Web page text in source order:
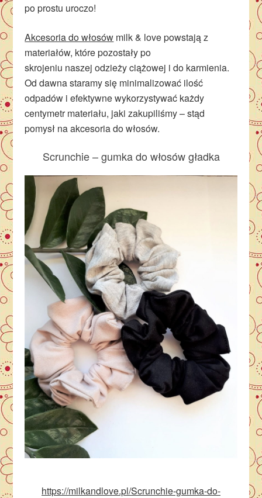
po prostu uroczo!
Akcesoria do włosów milk & love powstają z
materiałów, które pozostały po
skrojeniu naszej odzieży ciążowej i do karmienia.
Od dawna staramy się minimalizować ilość
odpadów i efektywne wykorzystywać każdy
centymetr materiału, jaki zakupiliśmy – stąd
pomysł na akcesoria do włosów.
Scrunchie – gumka do włosów gładka
https://milkandlove.pl/Scrunchie-gumka-do-